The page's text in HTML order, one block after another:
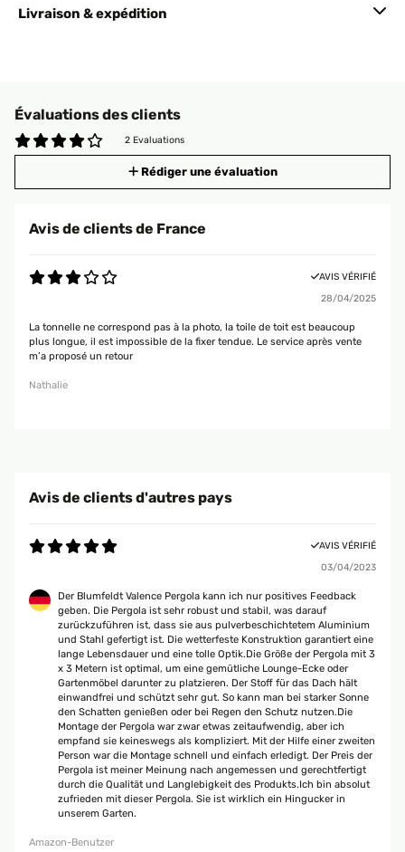
Livraison & expédition
Évaluations des clients
2 Evaluations
Rédiger une évaluation
Avis de clients de France
AVIS VÉRIFIÉ
28/04/2025
La tonnelle ne correspond pas à la photo, la toile de toit est beaucoup
plus longue, il est impossible de la fixer tendue. Le service après vente
m’a proposé un retour
Nathalie
Avis de clients d'autres pays
AVIS VÉRIFIÉ
03/04/2023
Der Blumfeldt Valence Pergola kann ich nur positives Feedback
geben. Die Pergola ist sehr robust und stabil, was darauf
zurückzuführen ist, dass sie aus pulverbeschichtetem Aluminium
und Stahl gefertigt ist. Die wetterfeste Konstruktion garantiert eine
lange Lebensdauer und eine tolle Optik.Die Größe der Pergola mit 3
x 3 Metern ist optimal, um eine gemütliche Lounge-Ecke oder
Gartenmöbel darunter zu platzieren. Der Stoff für das Dach hält
einwandfrei und schützt sehr gut. So kann man bei starker Sonne
den Schatten genießen oder bei Regen den Schutz nutzen.Die
Montage der Pergola war zwar etwas zeitaufwendig, aber ich
empfand sie keineswegs als kompliziert. Mit der Hilfe einer zweiten
Person war die Montage schnell und einfach erledigt. Der Preis der
Pergola ist meiner Meinung nach angemessen und gerechtfertigt
durch die Qualität und Langlebigkeit des Produkts.Ich bin absolut
zufrieden mit dieser Pergola. Sie ist wirklich ein Hingucker in
unserem Garten.
Amazon-Benutzer